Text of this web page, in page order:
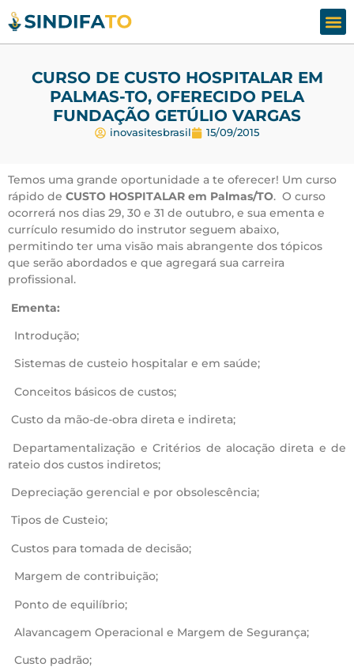
CURSO DE CUSTO HOSPITALAR EM
PALMAS-TO, OFERECIDO PELA
FUNDAÇÃO GETÚLIO VARGAS
inovasitesbrasil 15/09/2015
Temos uma grande oportunidade a te oferecer! Um curso
rápido de CUSTO HOSPITALAR em Palmas/TO. O curso
ocorrerá nos dias 29, 30 e 31 de outubro, e sua ementa e
currículo resumido do instrutor seguem abaixo,
permitindo ter uma visão mais abrangente dos tópicos
que serão abordados e que agregará sua carreira
profissional.
Ementa:
Introdução;
Sistemas de custeio hospitalar e em saúde;
Conceitos básicos de custos;
Custo da mão-de-obra direta e indireta;
Departamentalização e Critérios de alocação direta e de
rateio dos custos indiretos;
Depreciação gerencial e por obsolescência;
Tipos de Custeio;
Custos para tomada de decisão;
Margem de contribuição;
Ponto de equilíbrio;
Alavancagem Operacional e Margem de Segurança;
Custo padrão;